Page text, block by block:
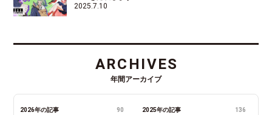
2025.7.10
ARCHIVES
年間アーカイブ
2026年の記事 90 2025年の記事 136